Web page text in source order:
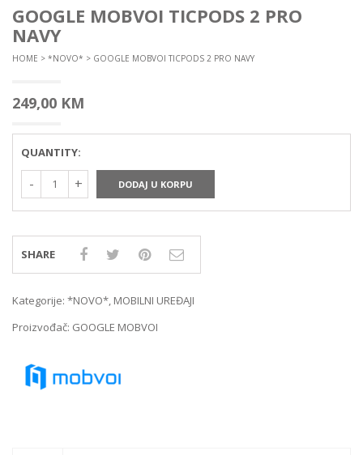
GOOGLE MOBVOI TICPODS 2 PRO
NAVY
HOME > *NOVO* > GOOGLE MOBVOI TICPODS 2 PRO NAVY
249,00 KM
QUANTITY:
DODAJ U KORPU
SHARE
Kategorije: *NOVO* MOBILNI UREĐAJI
Proizvođač: GOOGLE MOBVOI